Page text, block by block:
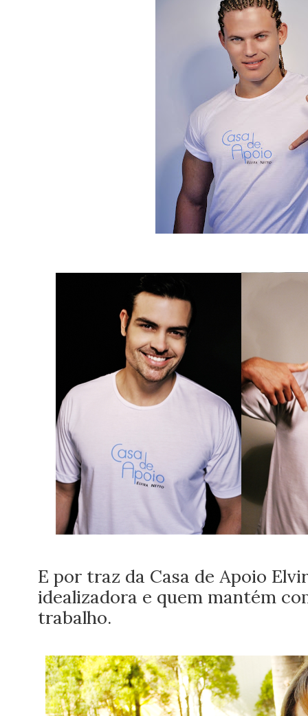
E por traz da Casa de Apoio
idealizadora e quem mantém
trabalho.